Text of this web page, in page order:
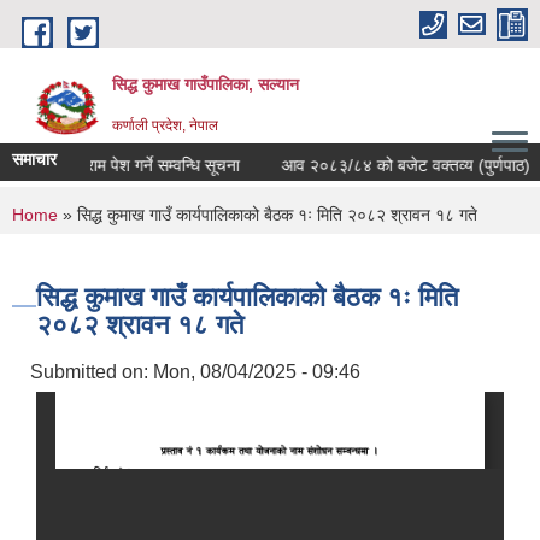
Skip to main content
सिद्ध कुमाख गाउँपालिका, सल्यान
कर्णाली प्रदेश, नेपाल
समाचार
आवेदन फाराम पेश गर्ने सम्वन्धि सूचना आव २०८३/८४ को बजेट वक्तव्य (पुर्णपाठ)
You are here
Home » सिद्ध कुमाख गाउँ कार्यपालिकाको बैठक १ः मिति २०८२ श्रावन १८ गते
सिद्ध कुमाख गाउँ कार्यपालिकाको बैठक १ः मिति
२०८२ श्रावन १८ गते
Submitted on: Mon, 08/04/2025 - 09:46